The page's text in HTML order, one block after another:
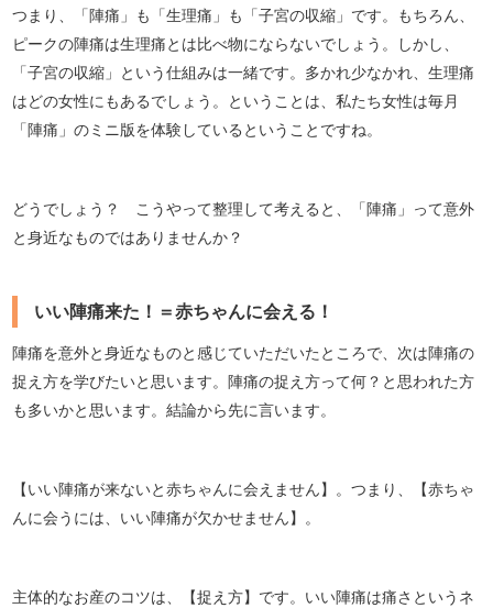
つまり、「陣痛」も「生理痛」も「子宮の収縮」です。もちろん、
ピークの陣痛は生理痛とは比べ物にならないでしょう。しかし、
「子宮の収縮」という仕組みは一緒です。多かれ少なかれ、生理痛
はどの女性にもあるでしょう。ということは、私たち女性は毎月
「陣痛」のミニ版を体験しているということですね。
どうでしょう？ こうやって整理して考えると、「陣痛」って意外
と身近なものではありませんか？
いい陣痛来た！＝赤ちゃんに会える！
陣痛を意外と身近なものと感じていただいたところで、次は陣痛の
捉え方を学びたいと思います。陣痛の捉え方って何？と思われた方
も多いかと思います。結論から先に言います。
【いい陣痛が来ないと赤ちゃんに会えません】。つまり、【赤ちゃ
んに会うには、いい陣痛が欠かせません】。
主体的なお産のコツは、【捉え方】です。いい陣痛は痛さというネ